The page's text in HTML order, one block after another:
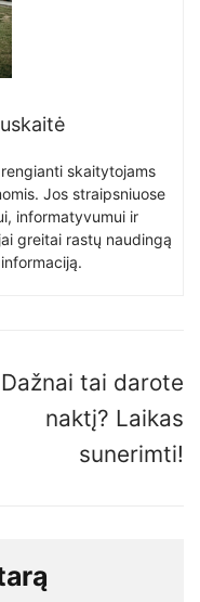
skaitytojams
Jos straipsniuose
informatyvumui ir
greitai rastų naudingą
Dažnai tai darote
naktį? Laikas
sunerimti!